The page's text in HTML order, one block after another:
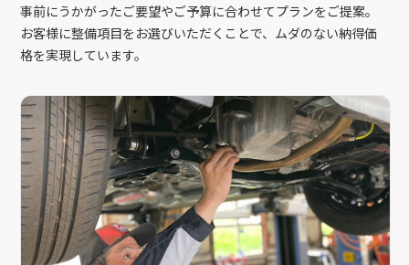
事前にうかがったご要望やご予算に合わせてプランをご提案。
お客様に整備項目をお選びいただくことで、ムダのない納得価
格を実現しています。